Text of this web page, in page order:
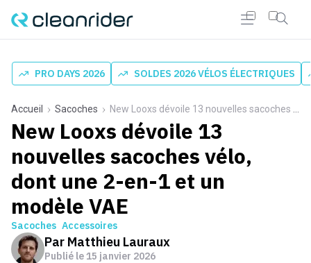
PRO DAYS 2026 SOLDES 2026 VÉLOS ÉLECTRIQUES
Accueil Sacoches New Looxs dévoile 13 nouvelles sacoches vélo, dont une 2-en-1 et un modèle VAE
New Looxs dévoile 13
nouvelles sacoches vélo,
dont une 2-en-1 et un
modèle VAE
Sacoches Accessoires
Par Matthieu Lauraux
Publié le15 janvier 2026